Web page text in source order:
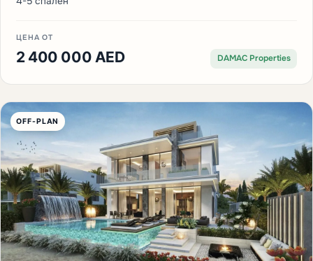
ЦЕНА ОТ
2 400 000 AED DAMAC Properties
OFF-PLAN